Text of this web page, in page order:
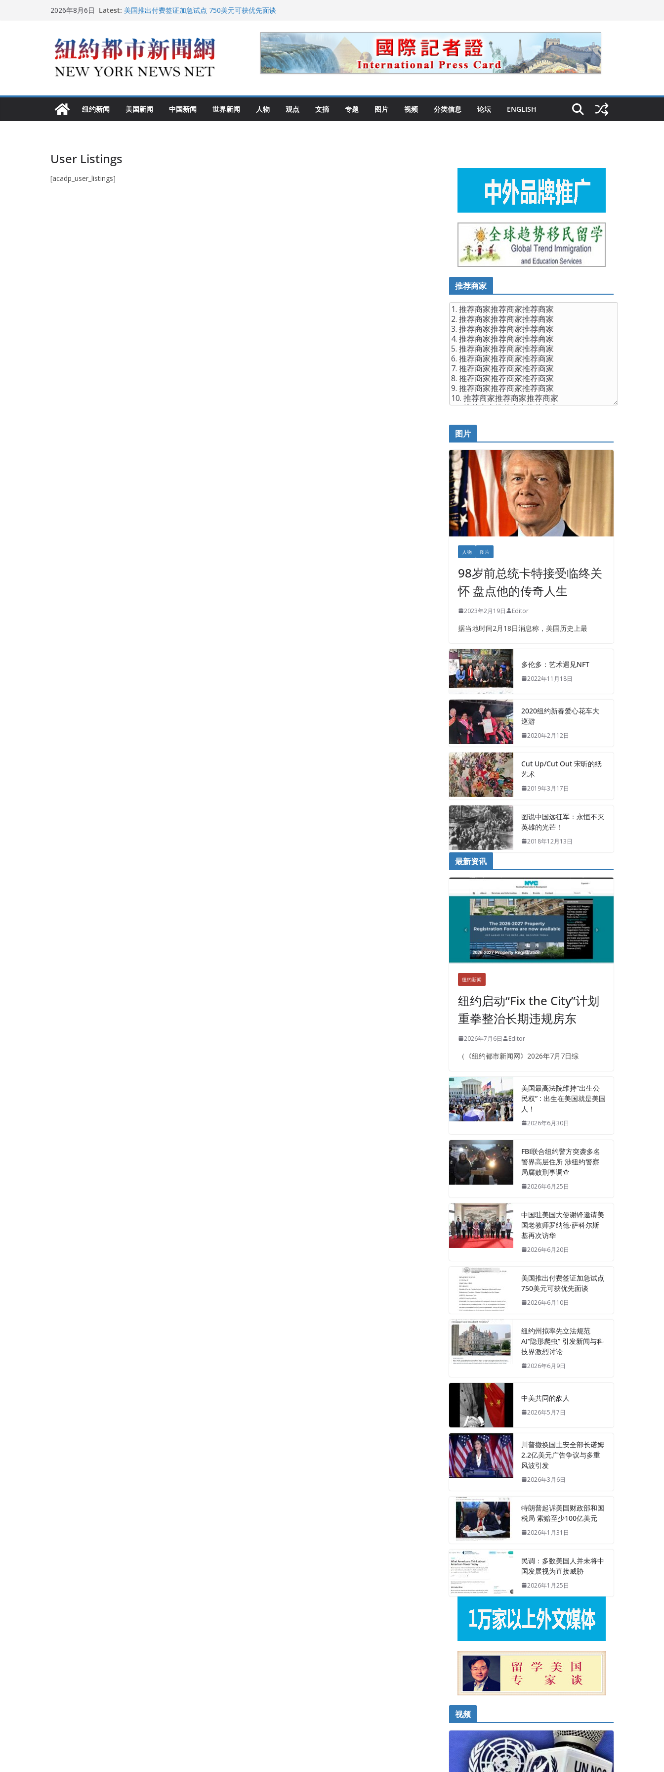
2026年8月6日 Latest: 美国推出付费签证加急试点 750美元可获优先面谈
FBI联合纽约警方突袭多名警界高层住所 涉纽约警察局腐败刑事
调查
中国驻美国大使谢锋邀请美国老教师罗纳德·萨科尔斯基再次访华
纽约新闻 美国新闻 中国新闻 世界新闻 人物 观点 文摘 专题 图片 视频 分类信息 论坛 ENGLISH
User Listings
[acadp_user_listings]
推荐商家
图片
人物 图片
98岁前总统卡特接受临终关
怀 盘点他的传奇人生
2023年2月19日 Editor
据当地时间2月18日消息称，美国历史上最
多伦多：艺术遇见NFT
2022年11月18日
2020纽约新春爱心花车大
巡游
2020年2月12日
Cut Up/Cut Out 宋昕的纸
艺术
2019年3月17日
图说中国远征军：永恒不灭
英雄的光芒！
2018年12月13日
最新资讯
纽约新闻
纽约启动“Fix the City”计划
重拳整治长期违规房东
2026年7月6日 Editor
（《纽约都市新闻网》2026年7月7日综
美国最高法院维持“出生公
民权” : 出生在美国就是美国
人！
2026年6月30日
FBI联合纽约警方突袭多名
警界高层住所 涉纽约警察
局腐败刑事调查
2026年6月25日
中国驻美国大使谢锋邀请美
国老教师罗纳德·萨科尔斯
基再次访华
2026年6月20日
美国推出付费签证加急试点
750美元可获优先面谈
2026年6月10日
纽约州拟率先立法规范
AI“隐形爬虫” 引发新闻与科
技界激烈讨论
2026年6月9日
中美共同的敌人
2026年5月7日
川普撤换国土安全部长诺姆
2.2亿美元广告争议与多重
风波引发
2026年3月6日
特朗普起诉美国财政部和国
税局 索赔至少100亿美元
2026年1月31日
民调：多数美国人并未将中
国发展视为直接威胁
2026年1月25日
视频